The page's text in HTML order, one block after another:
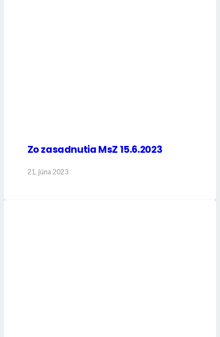
Zo zasadnutia MsZ 15.6.2023
21. júna 2023